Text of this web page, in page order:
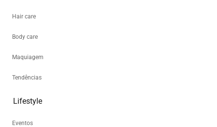
Hair care
Body care
Maquiagem
Tendências
Lifestyle
Eventos